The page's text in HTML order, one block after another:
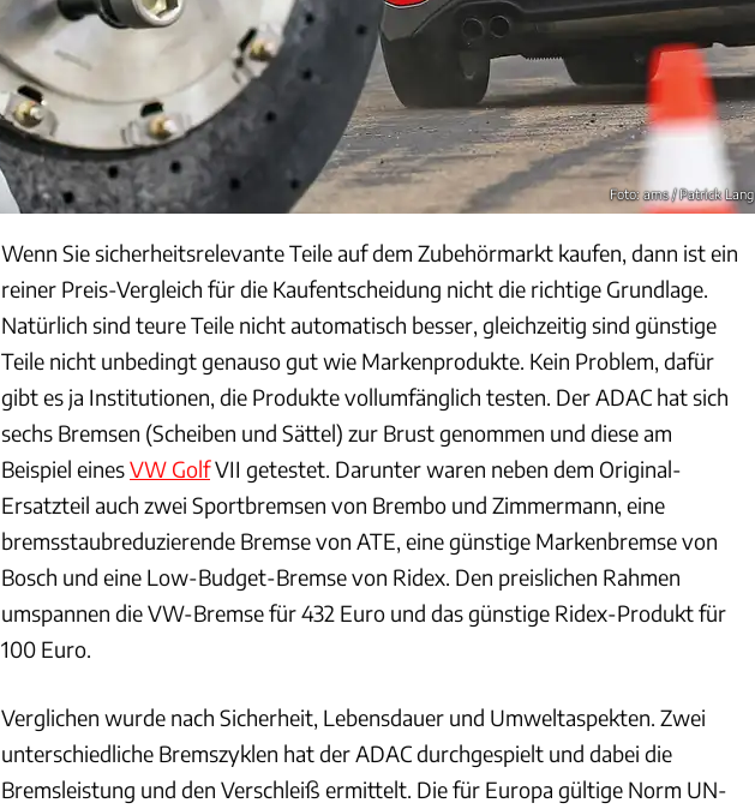
Foto: ams / Patrick Lang
Wenn Sie sicherheitsrelevante Teile auf dem Zubehörmarkt kaufen, dann ist ein
reiner Preis-Vergleich für die Kaufentscheidung nicht die richtige Grundlage.
Natürlich sind teure Teile nicht automatisch besser, gleichzeitig sind günstige
Teile nicht unbedingt genauso gut wie Markenprodukte. Kein Problem, dafür
gibt es ja Institutionen, die Produkte vollumfänglich testen. Der ADAC hat sich
sechs Bremsen (Scheiben und Sättel) zur Brust genommen und diese am
Beispiel einesVW GolfVII getestet. Darunter waren neben dem Original-
Ersatzteil auch zwei Sportbremsen von Brembo und Zimmermann, eine
bremsstaubreduzierende Bremse von ATE, eine günstige Markenbremse von
Bosch und eine Low-Budget-Bremse von Ridex. Den preislichen Rahmen
umspannen die VW-Bremse für 432 Euro und das günstige Ridex-Produkt für
100 Euro.
Verglichen wurde nach Sicherheit, Lebensdauer und Umweltaspekten. Zwei
unterschiedliche Bremszyklen hat der ADAC durchgespielt und dabei die
Bremsleistung und den Verschleiß ermittelt. Die für Europa gültige Norm UN-